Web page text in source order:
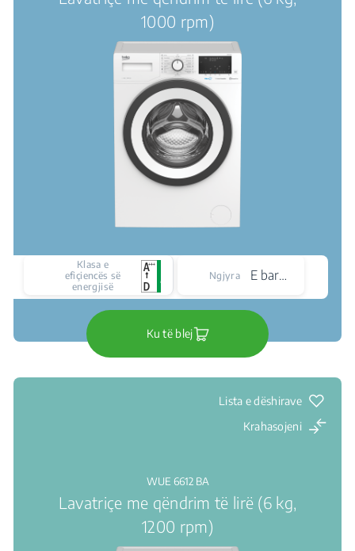
1000 rpm)
Klasa e
efiçiencës së
energjisë
Ngjyra E bardhë
Ku të blej
Lista e dëshirave
Krahasojeni
WUE 6612 BA
Lavatriçe me qëndrim të lirë (6 kg,
1200 rpm)